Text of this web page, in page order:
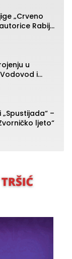
„Crveno
Rabije
u
i
–
ljeto“